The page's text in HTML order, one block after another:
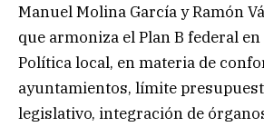
Manuel Molina García y Ramón
que armoniza el Plan B federal
Política local, en materia de
ayuntamientos, límite
legislativo, integración de